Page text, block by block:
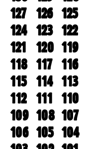
127 126 125
124 123 122
121
120 119
118 117 116
115 114 113
112 111 110
109 108 107
106 105 104